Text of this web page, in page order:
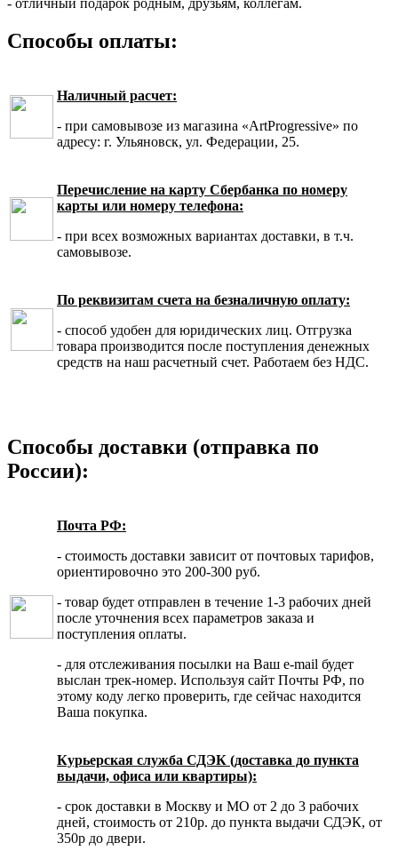
Способы оплаты:
Наличный расчет:
- при самовывозе из магазина «ArtProgressive» по
адресу: г. Ульяновск, ул. Федерации, 25.
Перечисление на карту Сбербанка по номеру
карты или номеру телефона:
- при всех возможных вариантах доставки, в т.ч.
самовывозе.
По реквизитам счета на безналичную оплату:
- способ удобен для юридических лиц. Отгрузка
товара производится после поступления денежных
средств на наш расчетный счет. Работаем без НДС.
Способы доставки (отправка по
России):
Почта РФ:
- стоимость доставки зависит от почтовых тарифов,
ориентировочно это 200-300 руб.
- товар будет отправлен в течение 1-3 рабочих дней
после уточнения всех параметров заказа и
поступления оплаты.
- для отслеживания посылки на Ваш e-mail будет
выслан трек-номер. Используя сайт Почты РФ, по
этому коду легко проверить, где сейчас находится
Ваша покупка.
Курьерская служба СДЭК (доставка до пункта
выдачи, офиса или квартиры):
- срок доставки в Москву и МО от 2 до 3 рабочих
дней, стоимость от 210р. до пункта выдачи СДЭК, от
350р до двери.